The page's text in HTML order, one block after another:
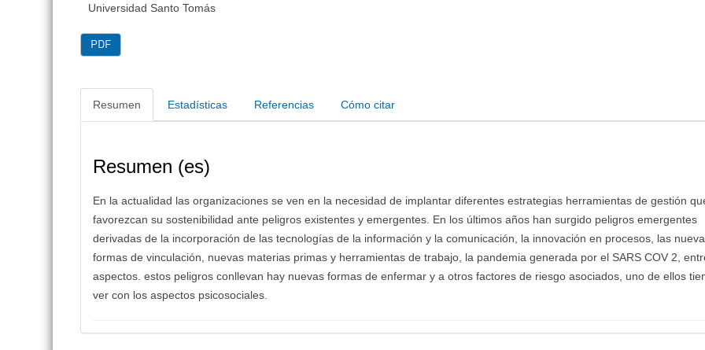
Universidad Santo Tomás
PDF
Resumen Estadísticas Referencias Cómo citar
Resumen (es)
En la actualidad las organizaciones se ven en la necesidad de implantar diferentes estrategias herramientas de gestión
favorezcan su sostenibilidad ante peligros existentes y emergentes. En los últimos años han surgido peligros emergentes
derivadas de la incorporación de las tecnologías de la información y la comunicación, la innovación en procesos, las
formas de vinculación, nuevas materias primas y herramientas de trabajo, la pandemia generada por el SARS COV 2,
aspectos. estos peligros conllevan hay nuevas formas de enfermar y a otros factores de riesgo asociados, uno de ellos
ver con los aspectos psicosociales.